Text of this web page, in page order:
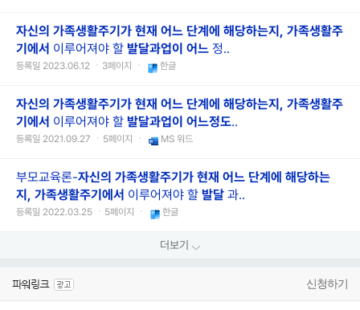
자신의 가족생활주기가 현재 어느 단계에 해당하는지, 가족생활주
기에서 이루어져야 할 발달과업이 어느 정..
등록일 2023.06.12 ㆍ3페이지 ㆍ 한글
자신의 가족생활주기가 현재 어느 단계에 해당하는지, 가족생활주
기에서 이루어져야 할 발달과업이 어느정도..
등록일 2021.09.27 ㆍ5페이지 ㆍ MS 워드
부모교육론-자신의 가족생활주기가 현재 어느 단계에 해당하는
지, 가족생활주기에서 이루어져야 할 발달 과..
등록일 2022.03.25 ㆍ5페이지 ㆍ 한글
더보기
신청하기